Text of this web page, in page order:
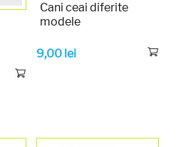
Cani ceai diferite
modele
9,00 lei